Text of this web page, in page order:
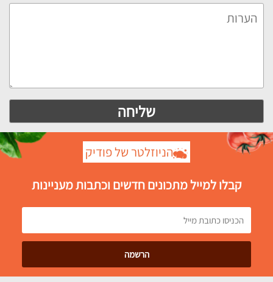
הניוזלטר של פודיק
קבלו למייל מתכונים חדשים וכתבות מעניינות